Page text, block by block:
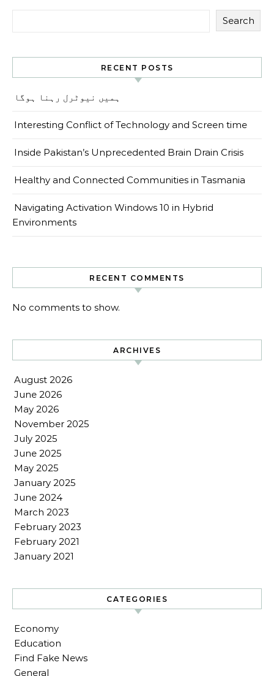
Search
RECENT POSTS
ہمیں نیوٹرل رہنا ہوگا
Interesting Conflict of Technology and Screen time
Inside Pakistan’s Unprecedented Brain Drain Crisis
Healthy and Connected Communities in Tasmania
Navigating Activation Windows 10 in Hybrid
Environments
RECENT COMMENTS
No comments to show.
ARCHIVES
August 2026
June 2026
May 2026
November 2025
July 2025
June 2025
May 2025
January 2025
June 2024
March 2023
February 2023
February 2021
January 2021
CATEGORIES
Economy
Education
Find Fake News
General